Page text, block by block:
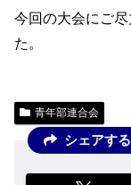
今回の大会にご
た。
青年部連合会
シェアする